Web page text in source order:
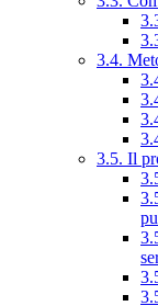
3.4.
3.5. Il